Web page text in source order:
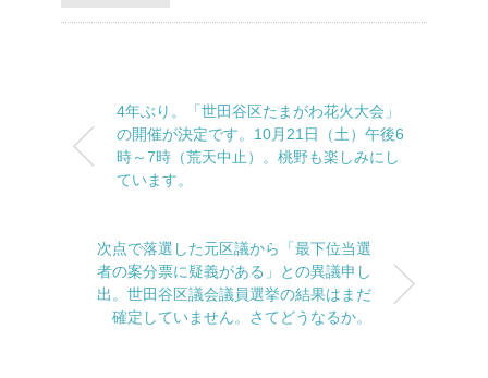
4年ぶり。「世田谷区たまがわ花火大会」
の開催が決定です。10月21日（土）午後6
時～7時（荒天中止）。桃野も楽しみにし
ています。
次点で落選した元区議から「最下位当選
者の案分票に疑義がある」との異議申し
出。世田谷区議会議員選挙の結果はまだ
確定していません。さてどうなるか。